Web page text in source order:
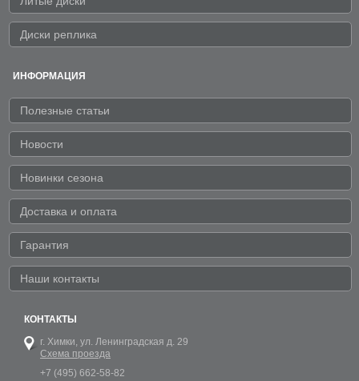
Диски реплика
ИНФОРМАЦИЯ
Полезные статьи
Новости
Новинки сезона
Доставка и оплата
Гарантия
Наши контакты
КОНТАКТЫ
г. Химки, ул. Ленинградская д. 29
Схема проезда
+7 (495) 662-58-82